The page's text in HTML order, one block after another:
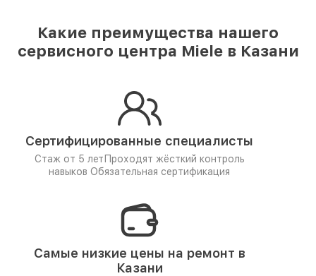
Какие преимущества нашего
сервисного центра Miele в Казани
Сертифицированные специалисты
Стаж от 5 лет Проходят жёсткий контроль
навыков Обязательная сертификация
Самые низкие цены на ремонт в
Казани